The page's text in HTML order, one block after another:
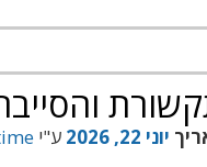
יוני 22, 2026 ע"י